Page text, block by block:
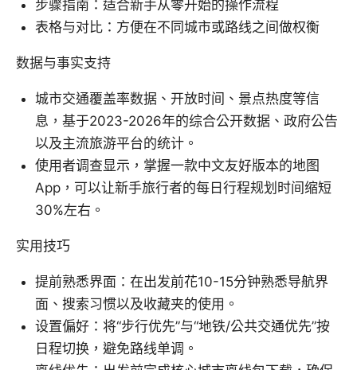
步骤指南：适合新手从零开始的操作流程
表格与对比：方便在不同城市或路线之间做权衡
数据与事实支持
城市交通覆盖率数据、开放时间、景点热度等信
息，基于2023-2026年的综合公开数据、政府公告
以及主流旅游平台的统计。
使用者调查显示，掌握一款中文友好版本的地图
App，可以让新手旅行者的每日行程规划时间缩短
30%左右。
实用技巧
提前熟悉界面：在出发前花10-15分钟熟悉导航界
面、搜索习惯以及收藏夹的使用。
设置偏好：将“步行优先”与“地铁/公共交通优先”按
日程切换，避免路线单调。